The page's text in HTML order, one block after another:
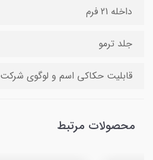
داخله 21 فرم
جلد ترمو
قابلیت حکاکی اسم و لوگوی شرکت
محصولات مرتبط